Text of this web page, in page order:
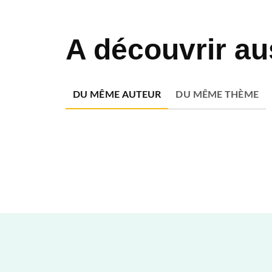
A découvrir
DU MÊME AUTEUR DU MÊME THÈME